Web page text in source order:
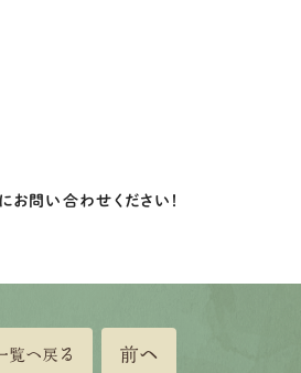
問い合わせください！
覧へ戻る 前へ